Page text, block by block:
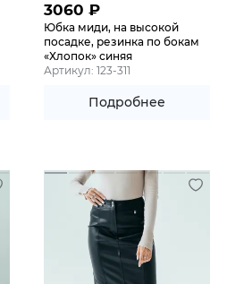
3060 ₽
Юбка миди, на высокой
посадке, резинка по бокам
«Хлопок» синяя
Артикул: 123-311
Подробнее